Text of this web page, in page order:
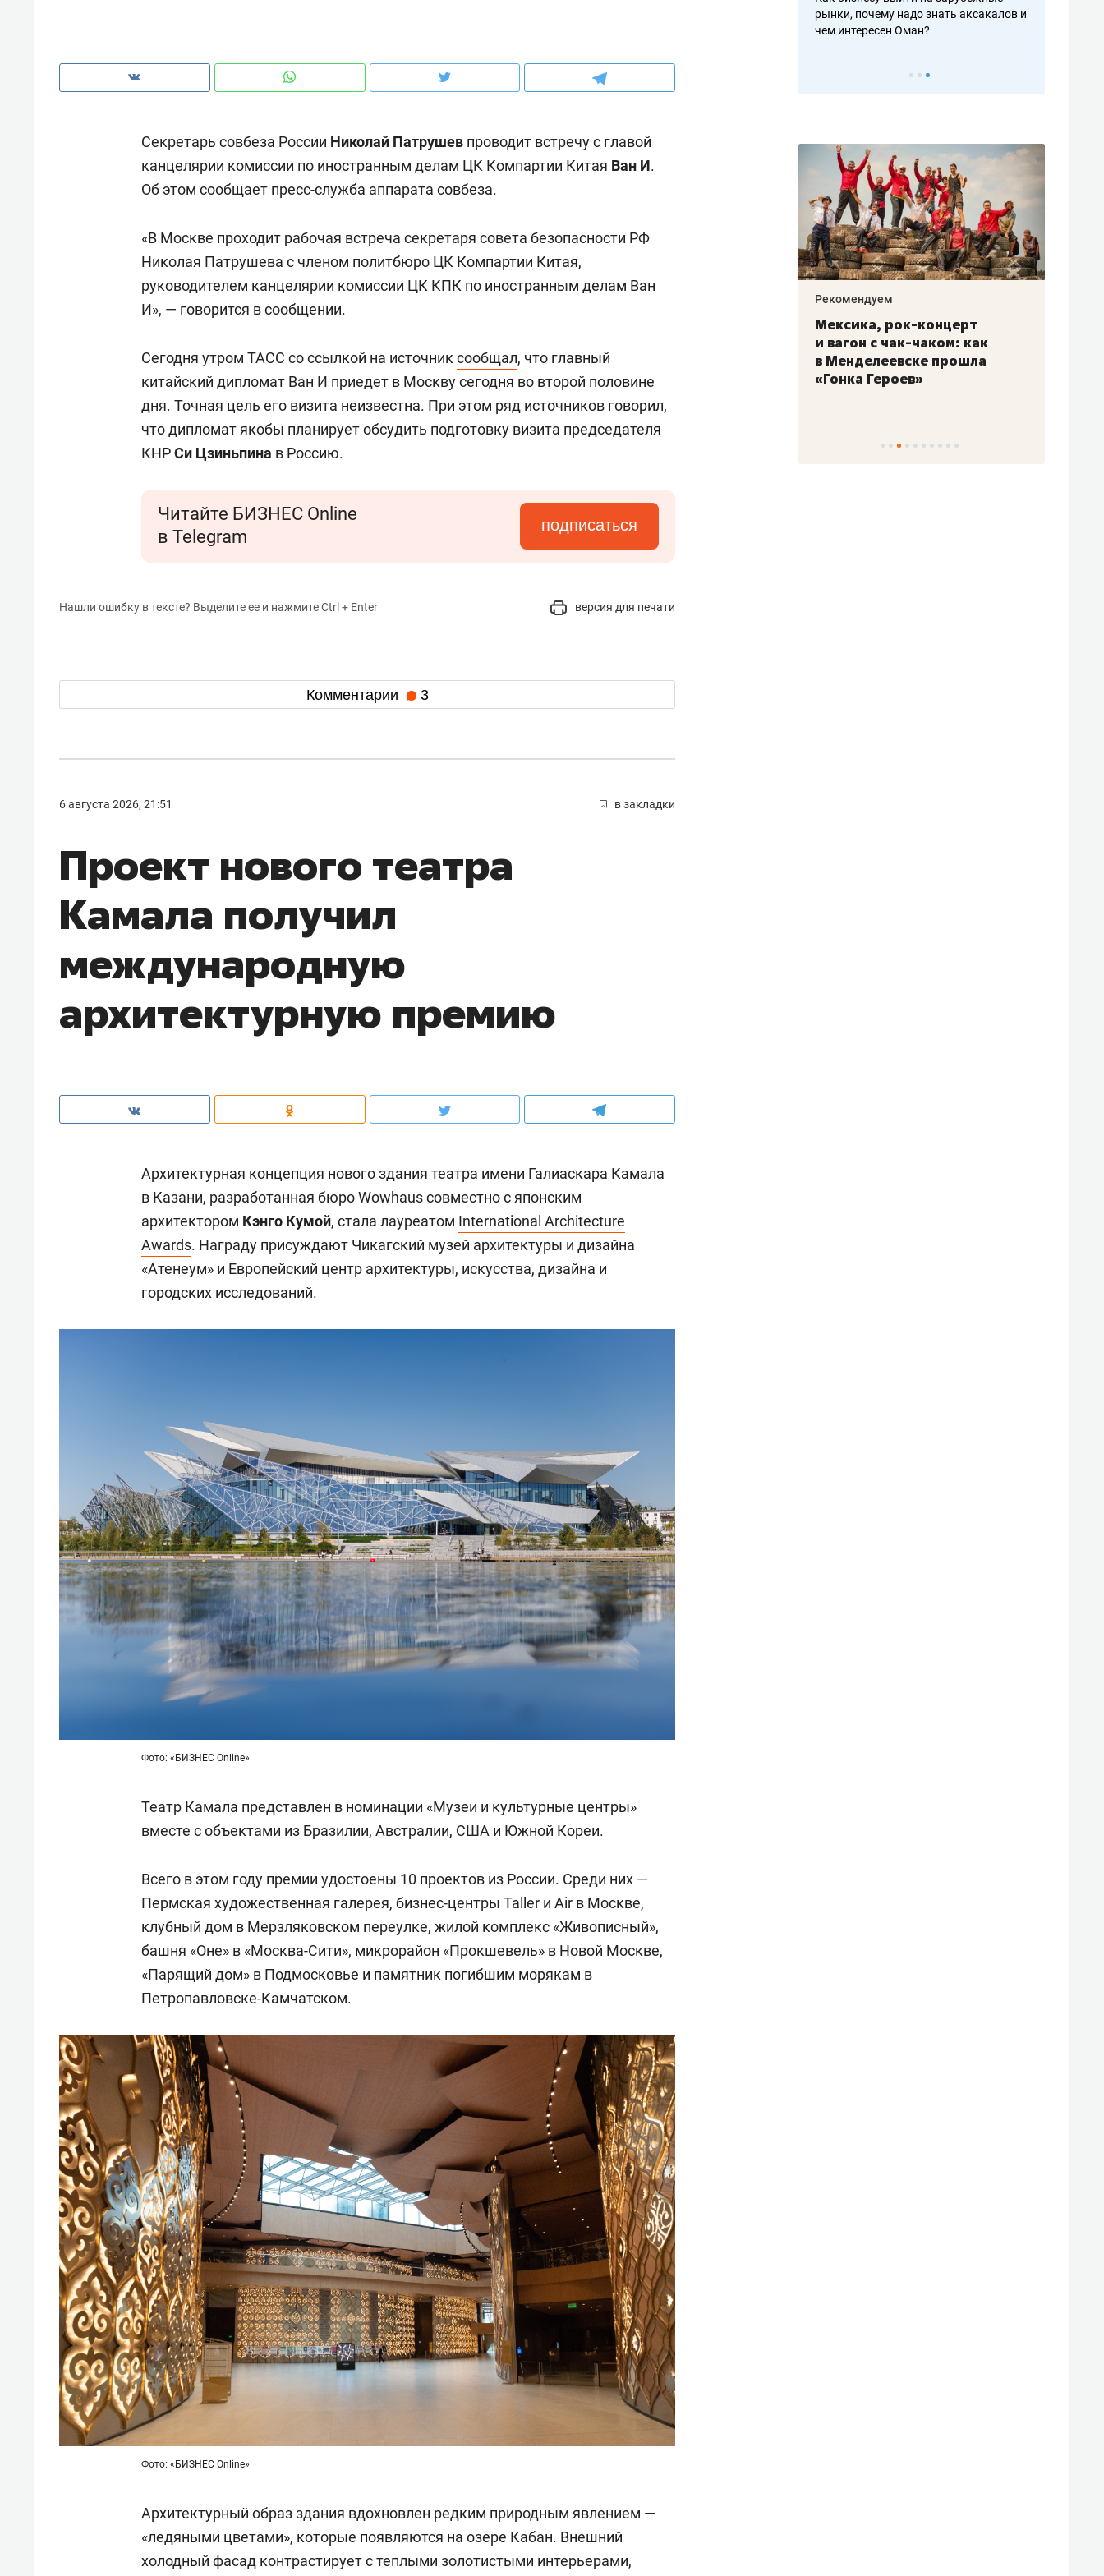
Секретарь совбеза России Николай Патрушев проводит встречу с главой
канцелярии комиссии по иностранным делам ЦК Компартии Китая Ван И.
Об этом сообщает пресс-служба аппарата совбеза.
«В Москве проходит рабочая встреча секретаря совета безопасности РФ
Николая Патрушева с членом политбюро ЦК Компартии Китая,
руководителем канцелярии комиссии ЦК КПК по иностранным делам Ван
И», — говорится в сообщении.
Сегодня утром ТАСС со ссылкой на источник сообщал, что главный
китайский дипломат Ван И приедет в Москву сегодня во второй половине
дня. Точная цель его визита неизвестна. При этом ряд источников говорил,
что дипломат якобы планирует обсудить подготовку визита председателя
КНРСи Цзиньпина в Россию.
Читайте БИЗНЕС Online
в Telegram
подписаться
Нашли ошибку в тексте? Выделите ее и нажмите Ctrl + Enter версия для печати
Комментарии 3
6 августа 2026, 21:51 в закладки
Проект нового театра
Камала получил
международную
архитектурную премию
Архитектурная концепция нового здания театра имени Галиаскара Камала
в Казани, разработанная бюро Wowhaus совместно с японским
архитектором Кэнго Кумой, стала лауреатом International Architecture
Awards. Награду присуждают Чикагский музей архитектуры и дизайна
«Атенеум» и Европейский центр архитектуры, искусства, дизайна и
городских исследований.
Фото: «БИЗНЕС Online»
Театр Камала представлен в номинации «Музеи и культурные центры»
вместе с объектами из Бразилии, Австралии, США и Южной Кореи.
Всего в этом году премии удостоены 10 проектов из России. Среди них —
Пермская художественная галерея, бизнес-центры Taller и Air в Москве,
клубный дом в Мерзляковском переулке, жилой комплекс «Живописный»,
башня «Оне» в «Москва-Сити», микрорайон «Прокшевель» в Новой Москве,
«Парящий дом» в Подмосковье и памятник погибшим морякам в
Петропавловске-Камчатском.
Фото: «БИЗНЕС Online»
Архитектурный образ здания вдохновлен редким природным явлением —
«ледяными цветами», которые появляются на озере Кабан. Внешний
холодный фасад контрастирует с теплыми золотистыми интерьерами,
рынки, почему надо знать аксакалов и
чем интересен Оман?
комфорта под Казанью
безопасность в ЖК «Нова»
с ментальным и физическим
состоянием как основа
Рекомендуем
Мексика, рок-концерт
и вагон с чак-чаком: как
в Менделеевске прошла
«Гонка Героев»